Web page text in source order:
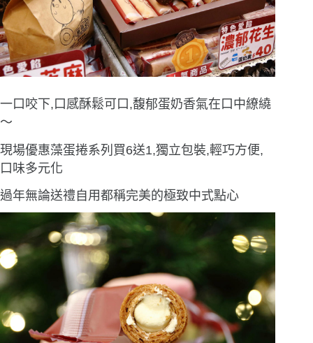
一口咬下,口感酥鬆可口,馥郁蛋奶香氣在口中繚繞
〜
現場優惠藻蛋捲系列買6送1,獨立包裝,輕巧方便,
口味多元化
過年無論送禮自用都稱完美的極致中式點心